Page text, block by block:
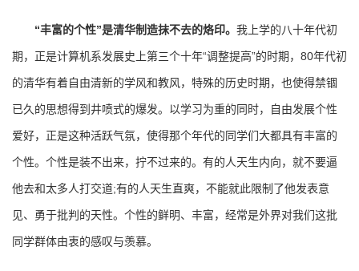
“丰富的个性”是清华制造抹不去的烙印。 我上学的八十年代初
期，正是计算机系发展史上第三个十年“调整提高”的时期，80年代初
的清华有着自由清新的学风和教风，特殊的历史时期，也使得禁锢
已久的思想得到井喷式的爆发。以学习为重的同时，自由发展个性
爱好，正是这种活跃气氛，使得那个年代的同学们大都具有丰富的
个性。个性是装不出来，拧不过来的。有的人天生内向，就不要逼
他去和太多人打交道;有的人天生直爽，不能就此限制了他发表意
见、勇于批判的天性。个性的鲜明、丰富，经常是外界对我们这批
同学群体由衷的感叹与羡慕。